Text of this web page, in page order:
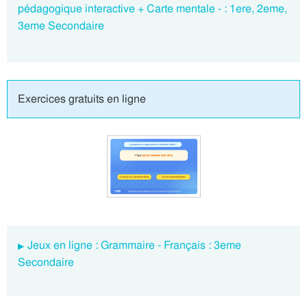
pédagogique interactive + Carte mentale - : 1ere, 2eme,
3eme Secondaire
Exercices gratuits en ligne
Jeux en ligne : Grammaire - Français : 3eme
Secondaire